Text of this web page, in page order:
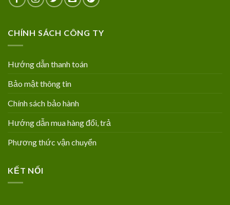
CHÍNH SÁCH CÔNG TY
Hướng dẫn thanh toán
Bảo mật thông tin
Chính sách bảo hành
Hướng dẫn mua hàng đổi, trả
Phương thức vận chuyển
KẾT NỐI